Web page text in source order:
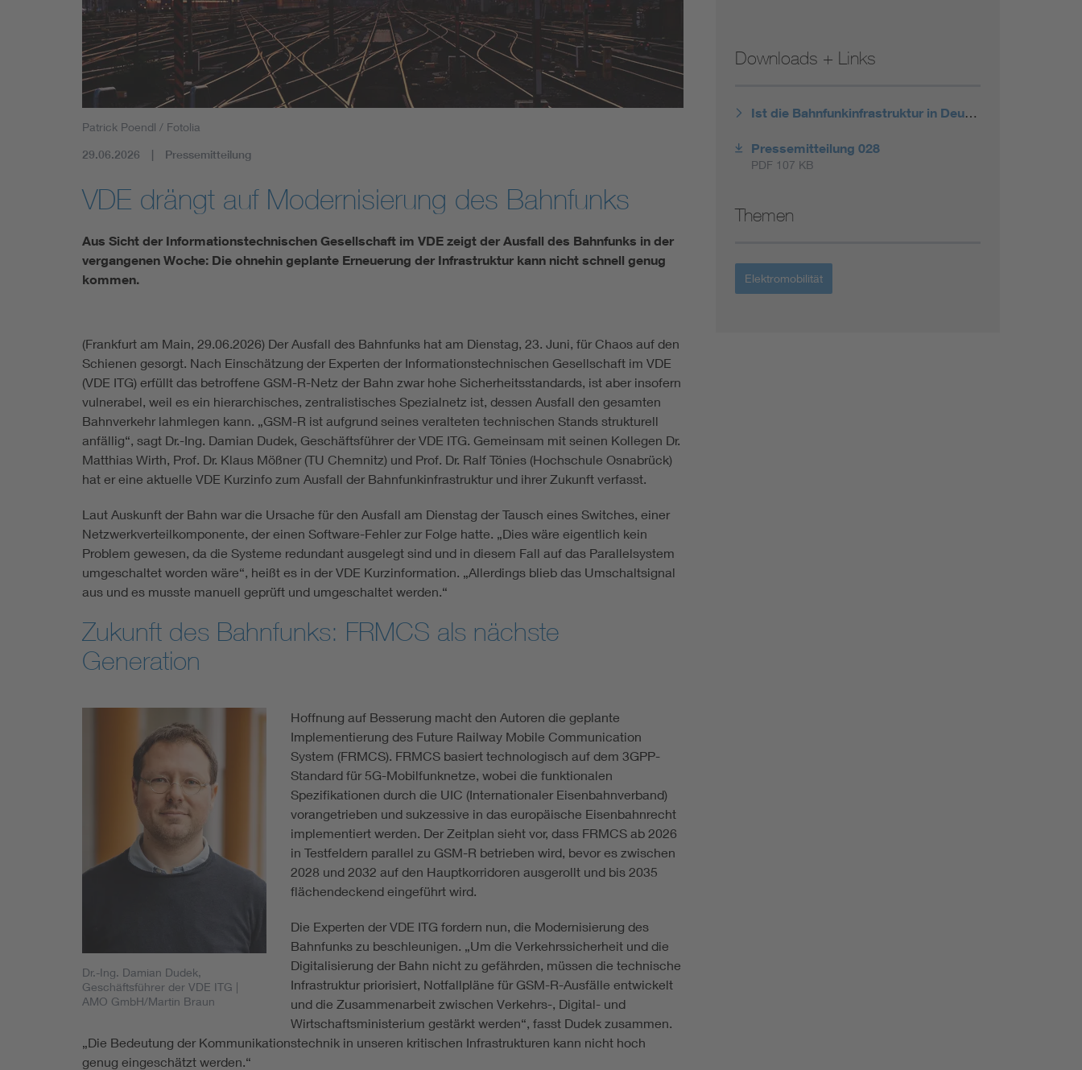
Mobility
Standards
Energy storage
Functional safety Environmental Protection
Patrick Poendl / Fotolia
29.06.2026 Pressemitteilung
VDE drängt auf Modernisierung des Bahnfunks
Aus Sicht der Informationstechnischen Gesellschaft im VDE zeigt der Ausfall des Bahnfunks in der
vergangenen Woche: Die ohnehin geplante Erneuerung der Infrastruktur kann nicht schnell genug
kommen.
(Frankfurt am Main, 29.06.2026) Der Ausfall des Bahnfunks hat am Dienstag, 23. Juni, für Chaos auf den
Schienen gesorgt. Nach Einschätzung der Experten der Informationstechnischen Gesellschaft im VDE
(VDE ITG) erfüllt das betroffene GSM-R-Netz der Bahn zwar hohe Sicherheitsstandards, ist aber insofern
vulnerabel, weil es ein hierarchisches, zentralistisches Spezialnetz ist, dessen Ausfall den gesamten
Bahnverkehr lahmlegen kann. „GSM-R ist aufgrund seines veralteten technischen Stands strukturell
anfällig“, sagt Dr.-Ing. Damian Dudek, Geschäftsführer der VDE ITG. Gemeinsam mit seinen Kollegen Dr.
Matthias Wirth, Prof. Dr. Klaus Mößner (TU Chemnitz) und Prof. Dr. Ralf Tönies (Hochschule Osnabrück)
hat er eine aktuelle VDE Kurzinfo zum Ausfall der Bahnfunkinfrastruktur und ihrer Zukunft verfasst.
Laut Auskunft der Bahn war die Ursache für den Ausfall am Dienstag der Tausch eines Switches, einer
Netzwerkverteilkomponente, der einen Software-Fehler zur Folge hatte. „Dies wäre eigentlich kein
Problem gewesen, da die Systeme redundant ausgelegt sind und in diesem Fall auf das Parallelsystem
umgeschaltet worden wäre“, heißt es in der VDE Kurzinformation. „Allerdings blieb das Umschaltsignal
aus und es musste manuell geprüft und umgeschaltet werden.“
Zukunft des Bahnfunks: FRMCS als nächste
Generation
Dr.-Ing. Damian Dudek,
Geschäftsführer der VDE ITG |
AMO GmbH/Martin Braun
Hoffnung auf Besserung macht den Autoren die geplante
Implementierung des Future Railway Mobile Communication
System (FRMCS). FRMCS basiert technologisch auf dem 3GPP-
Standard für 5G-Mobilfunknetze, wobei die funktionalen
Spezifikationen durch die UIC (Internationaler Eisenbahnverband)
vorangetrieben und sukzessive in das europäische Eisenbahnrecht
implementiert werden. Der Zeitplan sieht vor, dass FRMCS ab 2026
in Testfeldern parallel zu GSM-R betrieben wird, bevor es zwischen
2028 und 2032 auf den Hauptkorridoren ausgerollt und bis 2035
flächendeckend eingeführt wird.
Die Experten der VDE ITG fordern nun, die Modernisierung des
Bahnfunks zu beschleunigen. „Um die Verkehrssicherheit und die
Digitalisierung der Bahn nicht zu gefährden, müssen die technische
Infrastruktur priorisiert, Notfallpläne für GSM-R-Ausfälle entwickelt
und die Zusammenarbeit zwischen Verkehrs-, Digital- und
Wirtschaftsministerium gestärkt werden“, fasst Dudek zusammen.
„Die Bedeutung der Kommunikationstechnik in unseren kritischen Infrastrukturen kann nicht hoch
genug eingeschätzt werden.“
Downloads + Links
Ist die Bahnfunkinfrastruktur in Deutschland stabil?
Pressemitteilung 028
PDF 107 KB
Themen
Elektromobilität